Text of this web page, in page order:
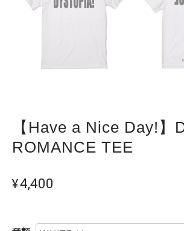
【Have a Nice Day!】
ROMANCE TEE
¥4,400